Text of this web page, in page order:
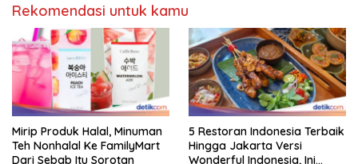
Rekomendasi untuk kamu
Mirip Produk Halal, Minuman
Teh Nonhalal Ke FamilyMart
Dari Sebab Itu Sorotan
5 Restoran Indonesia Terbaik
Hingga Jakarta Versi
Wonderful Indonesia, Ini